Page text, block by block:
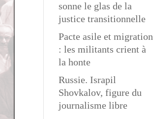
sonne le glas de la
justice transitionnelle
Pacte asile et migration
: les militants crient à
la honte
Russie. Israpil
Shovkalov, figure du
journalisme libre